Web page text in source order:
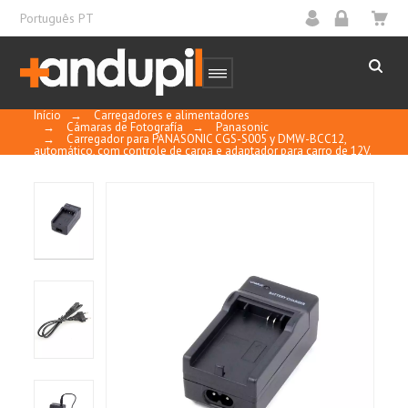
Português PT
Início → Carregadores e alimentadores
→ Cámaras de Fotografía → Panasonic
→ Carregador para PANASONIC CGS-S005 y DMW-BCC12,
automático, com controle de carga e adaptador para carro de 12V.